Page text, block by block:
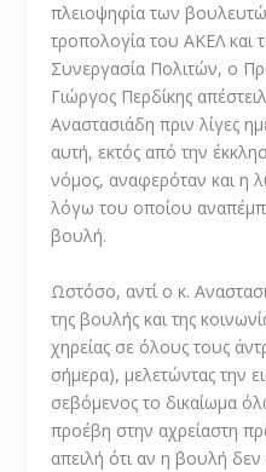
πλειοψηφία των
τροπολογία του ΑΚΕΛ και
Συνεργασία Πολιτών, ο
Γιώργος Περδίκης
Αναστασιάδη πριν λίγες
αυτή, εκτός από την
νόμος, αναφερόταν και η
λόγω του οποίου
βουλή.
Ωστόσο, αντί ο κ.
της βουλής και της
χηρείας σε όλους τους
σήμερα), μελετώντας την
σεβόμενος το δικαίωμα
προέβη στην αχρείαστη
απειλή ότι αν η βουλή